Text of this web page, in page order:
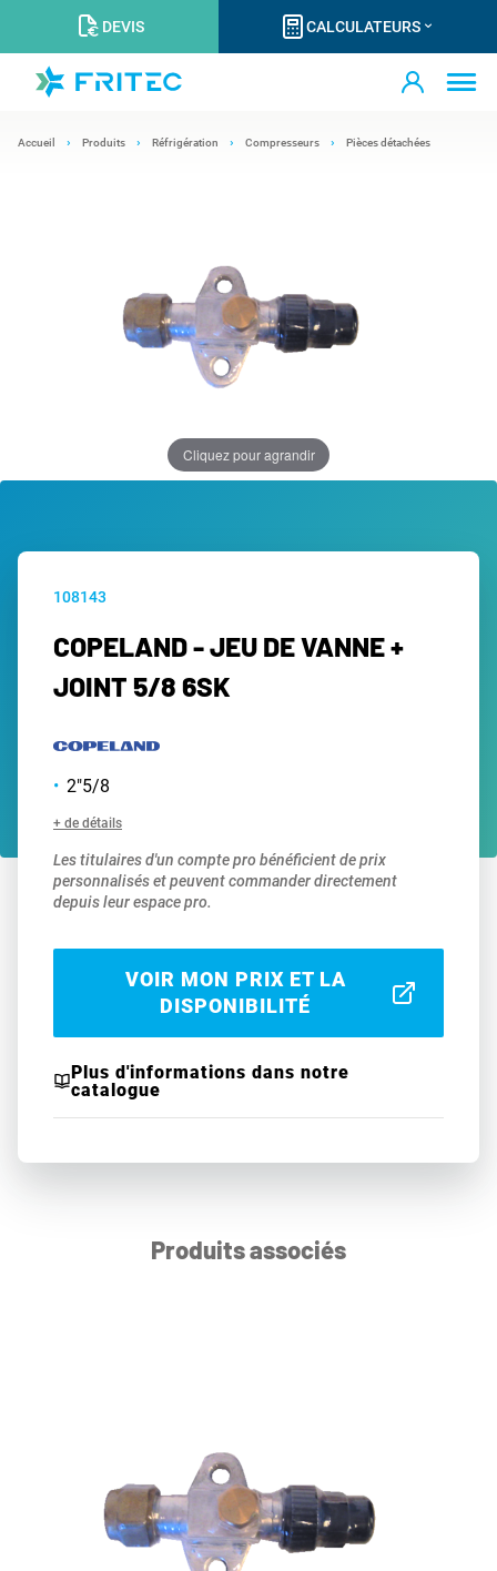
DEVIS CALCULATEURS
Accueil Produits Réfrigération Compresseurs Pièces détachées
Cliquez pour agrandir
108143
COPELAND - JEU DE VANNE +
JOINT 5/8 6SK
2"5/8
+ de détails
Les titulaires d'un compte pro bénéficient de prix
personnalisés et peuvent commander directement
depuis leur espace pro.
VOIR MON PRIX ET LA
DISPONIBILITÉ
Plus d'informations dans notre
catalogue
Produits associés